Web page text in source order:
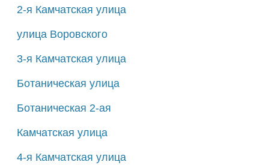
2-я Камчатская улица
улица Воровского
3-я Камчатская улица
Ботаническая улица
Ботаническая 2-ая
Камчатская улица
4-я Камчатская улица